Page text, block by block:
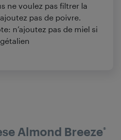
ne voulez pas filtrer la
pas de poivre.
n’ajoutez pas de miel si
Almond Breeze®